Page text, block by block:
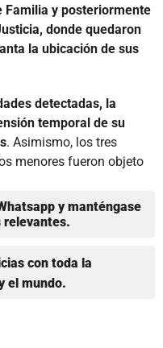
Familia y posteriormente
donde quedaron
la ubicación de sus
detectadas, la
temporal de su
. Asimismo, los tres
menores fueron objeto
y manténgase
relevantes.
con toda la
el mundo.